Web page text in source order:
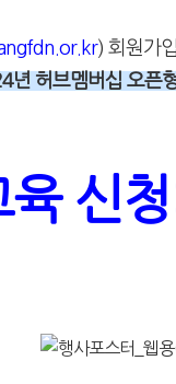
) 회원가
년 허브멤버십 오픈
육 신